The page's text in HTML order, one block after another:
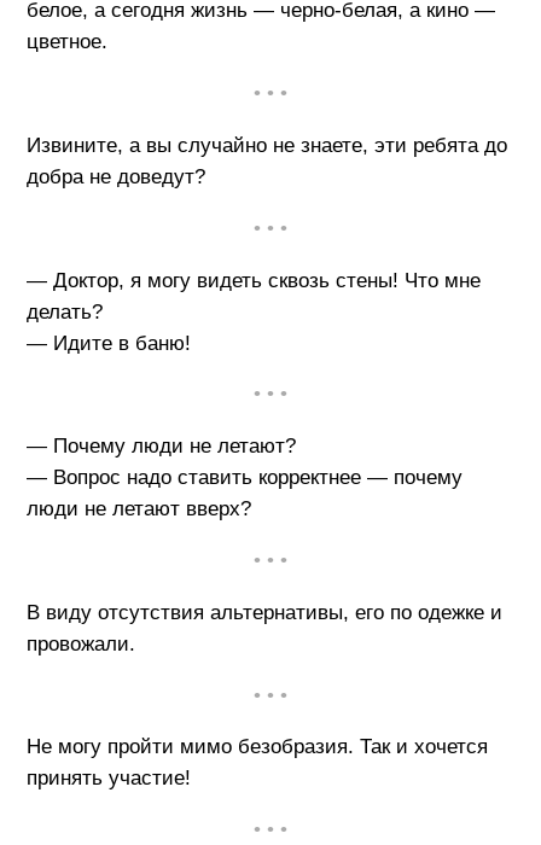
белое, а сегодня жизнь — черно-белая, а кино —
цветное.
• • •
Извините, а вы случайно не знаете, эти ребята до
добра не доведут?
• • •
— Доктор, я могу видеть сквозь стены! Что мне
делать?
— Идите в баню!
• • •
— Почему люди не летают?
— Вопрос надо ставить корректнее — почему
люди не летают вверх?
• • •
В виду отсутствия альтернативы, его по одежке и
провожали.
• • •
Не могу пройти мимо безобразия. Так и хочется
принять участие!
• • •